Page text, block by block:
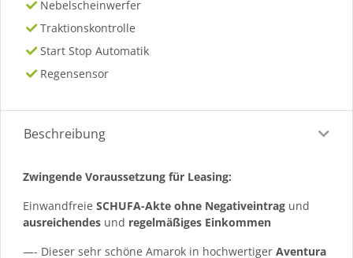
Nebelscheinwerfer
Traktionskontrolle
Start Stop Automatik
Regensensor
Beschreibung
Zwingende Voraussetzung für Leasing:
Einwandfreie SCHUFA-Akte ohne Negativeintrag und
ausreichendes und regelmäßiges Einkommen
—- Dieser sehr schöne Amarok in hochwertiger Aventura